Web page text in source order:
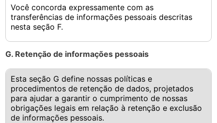
Você concorda expressamente com as
transferências de informações pessoais descritas
nesta seção F.
G. Retenção de informações pessoais
Esta seção G define nossas políticas e
procedimentos de retenção de dados, projetados
para ajudar a garantir o cumprimento de nossas
obrigações legais em relação à retenção e exclusão
de informações pessoais.